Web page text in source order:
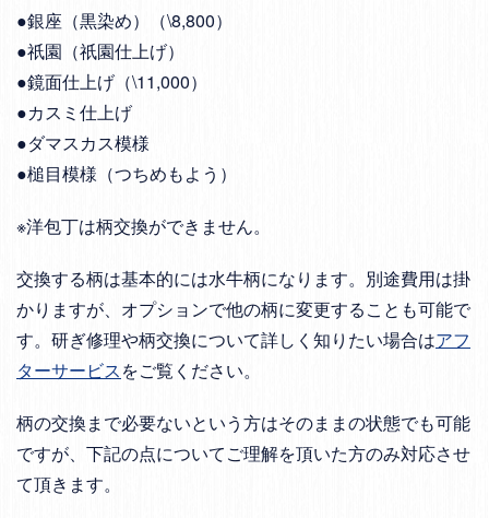
●銀座（黒染め）（\8,800）
●祇園（祇園仕上げ）
●鏡面仕上げ（\11,000）
●カスミ仕上げ
●ダマスカス模様
●槌目模様（つちめもよう）
※洋包丁は柄交換ができません。
交換する柄は基本的には水牛柄になります。別途費用は掛
かりますが、オプションで他の柄に変更することも可能で
す。研ぎ修理や柄交換について詳しく知りたい場合はアフ
ターサービスをご覧ください。
柄の交換まで必要ないという方はそのままの状態でも可能
ですが、下記の点についてご理解を頂いた方のみ対応させ
て頂きます。